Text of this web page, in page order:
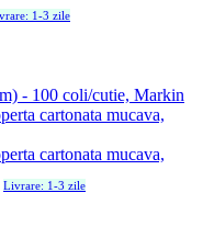
1-3 zile
cartonata mucava,
Livrare: 1-3 zile